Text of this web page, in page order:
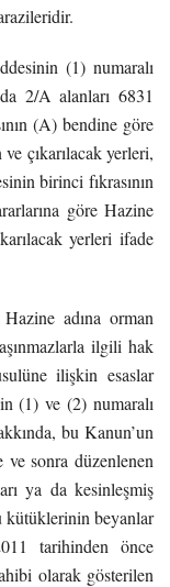
(1) numaralı
2/A alanları 6831
(A) bendine göre
ve çıkarılacak yerleri,
birinci fıkrasının
göre Hazine
yerleri ifade
adına orman
ilgili hak
ilişkin esaslar
(1) ve (2) numaralı
bu Kanun’un
sonra düzenlenen
ya da kesinleşmiş
kütüklerinin beyanlar
tarihinden önce
olarak gösterilen